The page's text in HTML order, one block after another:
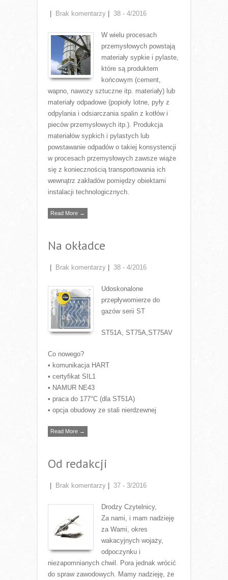
Brak komentarzy 38 - 4/2016
W wielu procesach
przemysłowych powstają
materiały sypkie i pylaste,
które są produktem
końcowym (cement,
wapno, nawozy sztuczne itp. materiały) lub
materiały odpadowe (popioły lotne, pyły z
odpylania i odsiarczania spalin z kotłów i
pieców przemysłowych itp.). Produkcja
materiałów sypkich i pylastych lub
powstawanie odpadów o takiej konsystencji
w procesach przemysłowych zawsze wiąże
się z koniecznością transportowania ich
wewnątrz zakładów pomiędzy obiektami
instalacji technologicznych.
Read More →
Na okładce
Brak komentarzy 38 - 4/2016
Udoskonalone
przepływomierze do
gazów serii ST
ST51A, ST75A,ST75AV
Co nowego?
• komunikacja HART
• certyfikat SIL1
• NAMUR NE43
• praca do 177°C (dla ST51A)
• opcja obudowy ze stali nierdzewnej
Read More →
Od redakcji
Brak komentarzy 37 - 3/2016
Drodzy Czytelnicy,
Za nami, i mam nadzieję
za Wami, okres
wakacyjnych wojaży,
odpoczynku i
niezapomnianych chwil. Pora jednak wrócić
do spraw zawodowych. Mamy nadzieję, że